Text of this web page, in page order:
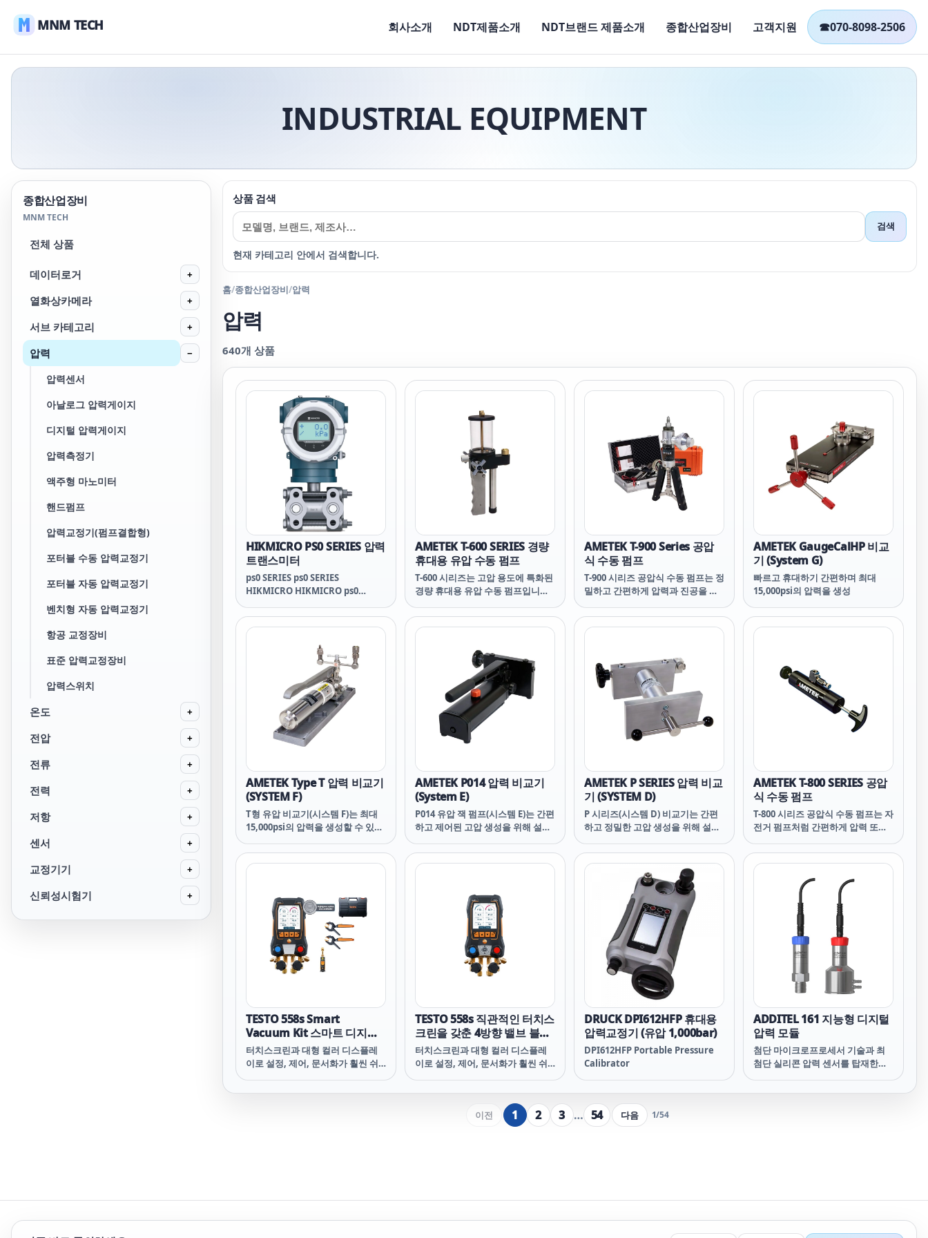
MNM TECH 회사소개 NDT제품소개 NDT브랜드 제품소개 종합산업장비 고객지원 ☎070-8098-2506
INDUSTRIAL EQUIPMENT
종합산업장비
MNM TECH
전체 상품
데이터로거 +
열화상카메라 +
서브 카테고리 +
압력 −
압력센서
아날로그 압력게이지
디지털 압력게이지
압력측정기
액주형 마노미터
핸드펌프
압력교정기(펌프결합형)
포터블 수동 압력교정기
포터블 자동 압력교정기
벤치형 자동 압력교정기
항공 교정장비
표준 압력교정장비
압력스위치
온도 +
전압 +
전류 +
전력 +
저항 +
센서 +
교정기기 +
신뢰성시험기 +
상품 검색
검색
현재 카테고리 안에서 검색합니다.
홈/종합산업장비/압력
압력
640개 상품
HIKMICRO PS0 SERIES 압력
트랜스미터
ps0 SERIES ps0 SERIES
HIKMICRO HIKMICRO ps0
로 하이크마이크로 ps0 SERIES ps0
HIKMICRO ps0 HIKMICRO ps0 하
이크마이크로 하이크마이크로 ps0
AMETEK T-600 SERIES 경량
휴대용 유압 수동 펌프
T-600 시리즈는 고압 용도에 특화된
경량 휴대용 유압 수동 펌프입니다.
제어가 가능하며, 벤트 밸브는 빠르
고 확실한 차단 및 압력 해제를 제공
유압유와 호환됩니다.
AMETEK T-900 Series 공압
식 수동 펌프
T-900 시리즈 공압식 수동 펌프는 정
밀하고 간편하게 압력과 진공을 생
달되는 압력을 미세하게 조정할 수
있습니다. 내장된 안전 밸브와 이중
작동할 수 있습니다. T-965 및 T-975
모델은 버튼 밸브가 장착되어 있어
압력 생성과 진공 생성을 손쉽게 전
환할 수 있습니다.
AMETEK GaugeCalHP 비교
기 (System G)
빠르고 휴대하기 간편하며 최대
15,000psi의 압력을 생성
AMETEK Type T 압력 비교기
(SYSTEM F)
T형 유압 비교기(시스템 F)는 최대
15,000psi의 압력을 생성할 수 있는
입니다. 게이지 테스트, 유압 릴리프
밸브 및 압력 스위치 설정에 이상적
공됩니다.
AMETEK P014 압력 비교기
(System E)
P014 유압 잭 펌프(시스템 E)는 간편
하고 제어된 고압 생성을 위해 설계
각 비교기에는 4개의 연결부가 있는
매니폴드가 포함되어 있어 기준 지
차단 밸브 또는 유체 저장소에 사용
할 수 있습니다. 조절 가능한 기준
압력 포트를 통해 기준 게이지를 최
적의 시야각으로 설정할 수 있습니
AMETEK P SERIES 압력 비교
기 (SYSTEM D)
P 시리즈(시스템 D) 비교기는 간편
하고 정밀한 고압 생성을 위해 설계
기에는 4개의 연결부가 있는 매니폴
드가 포함되어 있어 기준 압력계, 측
정 대상 장치, 미세 조정 장치, 차단
밸브 또는 유체 저장소에 사용할 수
있습니다. 조절 가능한 기준 압력 포
트를 통해 최적의 시야각으로 기준
압력계를 설정할 수 있습니다. 유압
유, 물 또는 두 가지 모두를 사용하
는 세 가지 모델이 제공됩니다.
AMETEK T-800 SERIES 공압
식 수동 펌프
T-800 시리즈 공압식 수동 펌프는 자
전거 펌프처럼 간편하게 압력 또는
습니다. 이 경제적인 솔루션은 최대
200psi에서 최소 -26inHg까지의 압
력 및 진공 생성 작업에 적합하며,
내장된 미세 조정 기능으로 압력 제
어가 간편합니다.
TESTO 558s Smart
Vacuum Kit 스마트 디지털
매니폴드 - 온도 및 진공 프로
브 포함
터치스크린과 대형 컬러 디스플레
이로 설정, 제어, 문서화가 훨씬 쉬
TESTO 558s 직관적인 터치스
크린을 갖춘 4방향 밸브 블록
디지털 매니폴드
터치스크린과 대형 컬러 디스플레
이로 설정, 제어, 문서화가 훨씬 쉬
DRUCK DPI612HFP 휴대용
압력교정기 (유압 1,000bar)
DPI612HFP Portable Pressure
Calibrator
ADDITEL 161 지능형 디지털
압력 모듈
첨단 마이크로프로세서 기술과 최
첨단 실리콘 압력 센서를 탑재한
압력 교정기, ADT761 자동 압력 교
정기, ADT226/ADT227 시리즈 휴
이전 1 2 3 … 54 다음 1/54